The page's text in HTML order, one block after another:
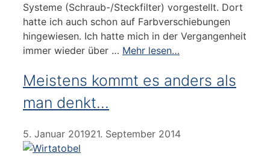
Systeme (Schraub-/Steckfilter) vorgestellt. Dort
hatte ich auch schon auf Farbverschiebungen
hingewiesen. Ich hatte mich in der Vergangenheit
immer wieder über … Mehr lesen…
Meistens kommt es anders als
man denkt…
5. Januar 201921. September 2014